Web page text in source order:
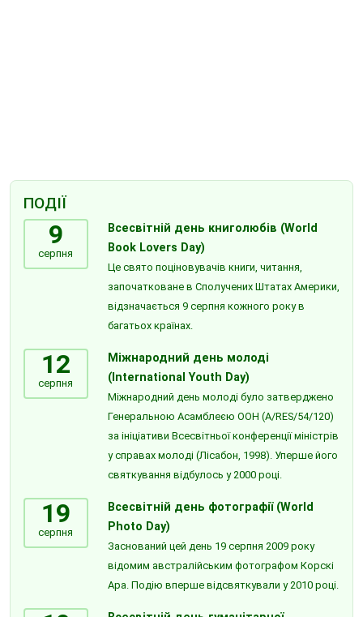
ПОДІЇ
9
серпня
Всесвітній день книголюбів (World
Book Lovers Day)
Це свято поціновувачів книги, читання,
започатковане в Сполучених Штатах Америки,
відзначається 9 серпня кожного року в
багатьох країнах.
12
серпня
Міжнародний день молоді
(International Youth Day)
Міжнародний день молоді було затверджено
Генеральною Асамблеєю ООН (A/RES/54/120)
за ініціативи Всесвітньої конференції міністрів
у справах молоді (Лісабон, 1998). Уперше його
святкування відбулось у 2000 році.
19
серпня
Всесвітній день фотографії (World
Photo Day)
Заснований цей день 19 серпня 2009 року
відомим австралійським фотографом Корскі
Ара. Подію вперше відсвяткували у 2010 році.